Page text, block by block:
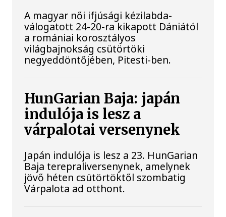
A magyar női ifjúsági kézilabda-
válogatott 24-20-ra kikapott Dániától
a romániai korosztályos
világbajnokság csütörtöki
negyeddöntőjében, Pitesti-ben.
HunGarian Baja: japán
indulója is lesz a
várpalotai versenynek
Japán indulója is lesz a 23. HunGarian
Baja terepraliversenynek, amelynek
jövő héten csütörtöktől szombatig
Várpalota ad otthont.